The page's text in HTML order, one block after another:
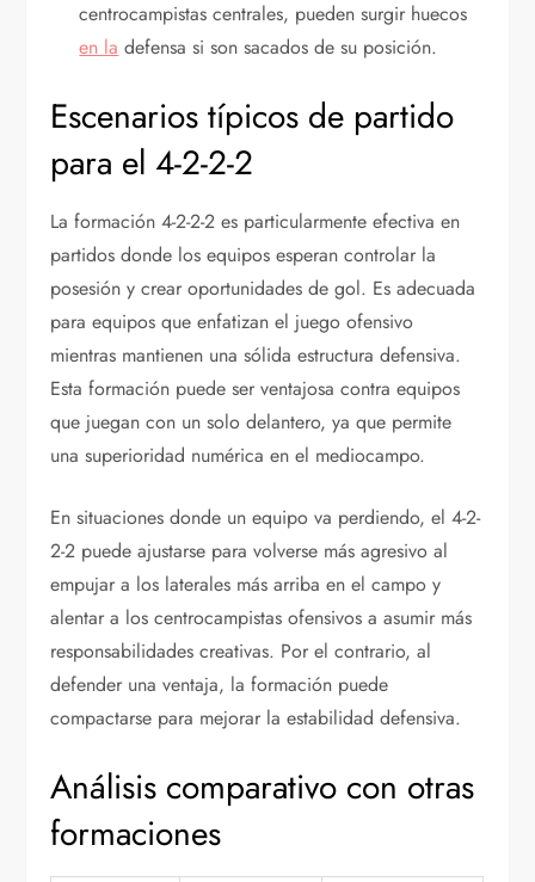
centrocampistas centrales, pueden surgir huecos
en la defensa si son sacados de su posición.
Escenarios típicos de partido
para el 4-2-2-2
La formación 4-2-2-2 es particularmente efectiva en
partidos donde los equipos esperan controlar la
posesión y crear oportunidades de gol. Es adecuada
para equipos que enfatizan el juego ofensivo
mientras mantienen una sólida estructura defensiva.
Esta formación puede ser ventajosa contra equipos
que juegan con un solo delantero, ya que permite
una superioridad numérica en el mediocampo.
En situaciones donde un equipo va perdiendo, el 4-2-
2-2 puede ajustarse para volverse más agresivo al
empujar a los laterales más arriba en el campo y
alentar a los centrocampistas ofensivos a asumir más
responsabilidades creativas. Por el contrario, al
defender una ventaja, la formación puede
compactarse para mejorar la estabilidad defensiva.
Análisis comparativo con otras
formaciones